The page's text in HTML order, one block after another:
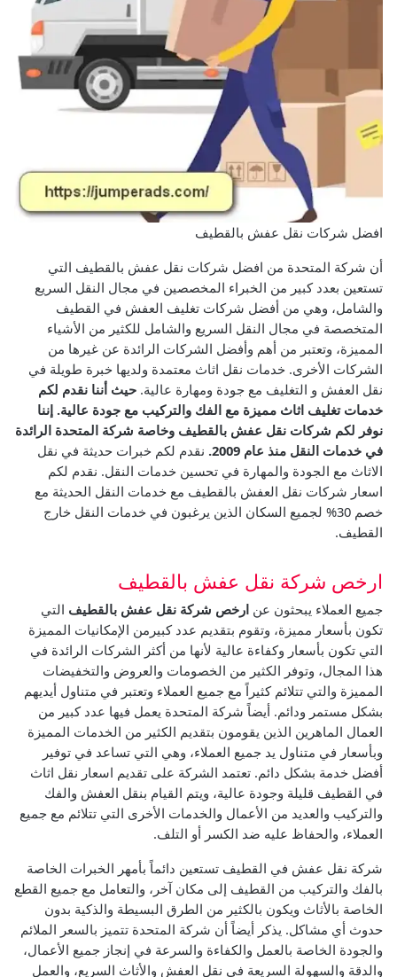
افضل شركات نقل عفش بالقطيف
أن شركة المتحدة من افضل شركات نقل عفش بالقطيف التي
تستعين بعدد كبير من الخبراء المخصصين في مجال النقل السريع
والشامل، وهي من أفضل شركات تغليف العفش في القطيف
المتخصصة في مجال النقل السريع والشامل للكثير من الأشياء
المميزة، وتعتبر من أهم وأفضل الشركات الرائدة عن غيرها من
الشركات الأخرى. خدمات نقل اثاث معتمدة ولديها خبرة طويلة في
نقل العفش و التغليف مع جودة ومهارة عالية. حيث أننا نقدم لكم
خدمات تغليف اثاث مميزة مع الفك والتركيب مع جودة عالية. إننا
نوفر لكم شركات نقل عفش بالقطيف وخاصة شركة المتحدة الرائدة
في خدمات النقل منذ عام 2009.
نقدم لكم خبرات حديثة في نقل
الاثاث مع الجودة والمهارة في تحسين خدمات النقل. نقدم لكم
اسعار شركات نقل العفش بالقطيف مع خدمات النقل الحديثة مع
خصم 30% لجميع السكان الذين يرغبون في خدمات النقل خارج
القطيف.
ارخص شركة نقل عفش بالقطيف
جميع العملاء يبحثون عن ارخص شركة نقل عفش بالقطيف التي
تكون بأسعار مميزة، وتقوم بتقديم عدد كبيرمن الإمكانيات المميزة
التي تكون بأسعار وكفاءة عالية لأنها من أكثر الشركات الرائدة في
هذا المجال، وتوفر الكثير من الخصومات والعروض والتخفيضات
المميزة والتي تتلائم كثيراً مع جميع العملاء وتعتبر في متناول أيديهم
بشكل مستمر ودائم. أيضاً شركة المتحدة يعمل فيها عدد كبير من
العمال الماهرين الذين يقومون بتقديم الكثير من الخدمات المميزة
وبأسعار في متناول يد جميع العملاء، وهي التي تساعد في توفير
أفضل خدمة بشكل دائم. تعتمد الشركة على تقديم اسعار نقل اثاث
في القطيف قليلة وجودة عالية، ويتم القيام بنقل العفش والفك
والتركيب والعديد من الأعمال والخدمات الأخرى التي تتلائم مع جميع
العملاء، والحفاظ عليه ضد الكسر أو التلف.
شركة نقل عفش في القطيف تستعين دائماً بأمهر الخبرات الخاصة
بالفك والتركيب من القطيف إلى مكان آخر، والتعامل مع جميع القطع
الخاصة بالأثاث ويكون بالكثير من الطرق البسيطة والذكية بدون
حدوث أي مشاكل. يذكر أيضاً أن شركة المتحدة تتميز بالسعر الملائم
والجودة الخاصة بالعمل والكفاءة والسرعة في إنجاز جميع الأعمال،
والدقة والسهولة السريعة في نقل العفش والأثاث السريع، والعمل